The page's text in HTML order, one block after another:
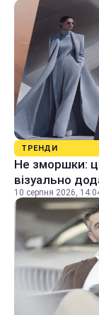
ТРЕНДИ
Не зморшки:
візуально
10 серпня 2026,